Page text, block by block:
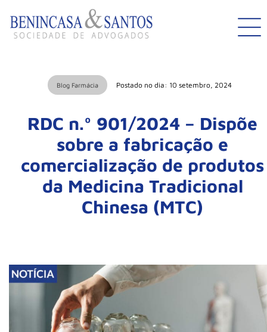
Blog Farmácia Postado no dia: 10 setembro, 2024
RDC n.º 901/2024 – Dispõe
sobre a fabricação e
comercialização de produtos
da Medicina Tradicional
Chinesa (MTC)